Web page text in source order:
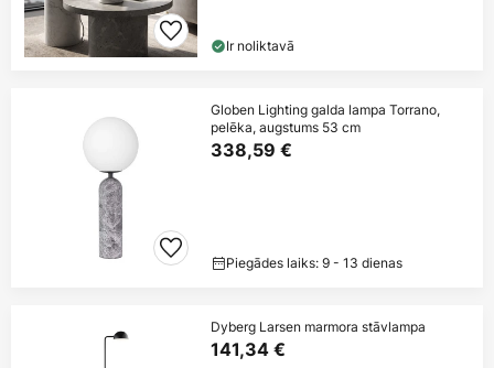
Ir noliktavā
Globen Lighting galda lampa Torrano,
pelēka, augstums 53 cm
338,59 €
Piegādes laiks: 9 - 13 dienas
Dyberg Larsen marmora stāvlampa
141,34 €